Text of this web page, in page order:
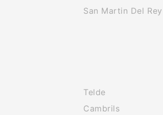
San Martin Del
Telde
Cambrils